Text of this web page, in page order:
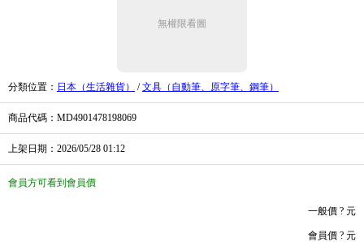
無權限看圖
分類位置 ： 日本（生活雜貨） /文具（自動筆、原字筆、鋼筆）
商品代碼 ：MD4901478198069
上架日期 ：2026/05/28 01:12
會員方可看到會員價
一般價 ? 元
會員價 ? 元